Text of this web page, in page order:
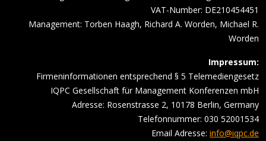
VAT-Number: DE210454451
Management: Torben Haagh, Richard A. Worden, Michael R.
Worden
Impressum:
Firmeninformationen entsprechend § 5 Telemediengesetz
IQPC Gesellschaft für Management Konferenzen mbH
Adresse: Rosenstrasse 2, 10178 Berlin, Germany
Telefonnummer: 030 52001534
Email Adresse: info@iqpc.de